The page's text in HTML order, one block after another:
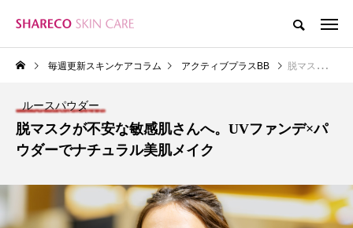
毎週更新スキンケアコラム アクティブプラスBB 脱マスクが不安な敏感肌さんへ。UVファンデ×パウダーでナチュラル美肌メイク
ルースパウダー
脱マスクが不安な敏感肌さんへ。UVファンデ×パ
ウダーでナチュラル美肌メイク